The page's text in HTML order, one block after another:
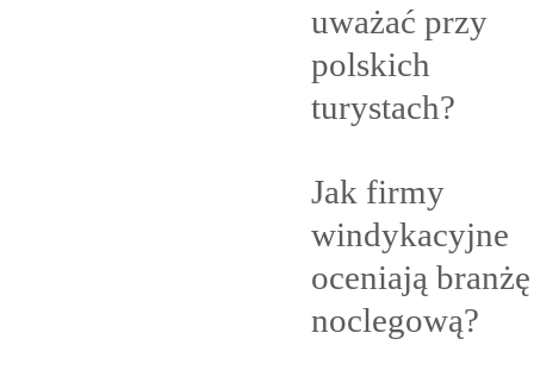
uważać przy
polskich
turystach?
Jak firmy
windykacyjne
oceniają branżę
noclegową?